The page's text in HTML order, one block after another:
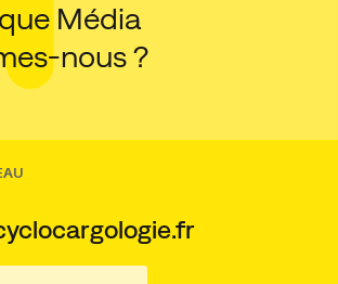
Média
nous ?